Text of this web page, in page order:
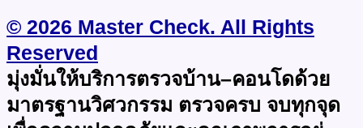
© 2026 Master Check. All Rights
Reserved
มุ่งมั่นให้บริการตรวจบ้าน–คอนโดด้วย
มาตรฐานวิศวกรรม ตรวจครบ จบทุกจุด